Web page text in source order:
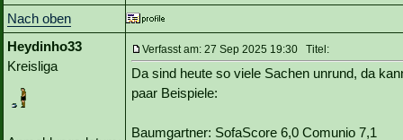
Nach oben
Heydinho33
Kreisliga
Verfasst am: 27 Sep 2025 19:30 Titel:
Da sind heute so viele Sachen unrund, da
paar Beispiele:
Baumgartner: SofaScore 6,0 Comunio 7,1